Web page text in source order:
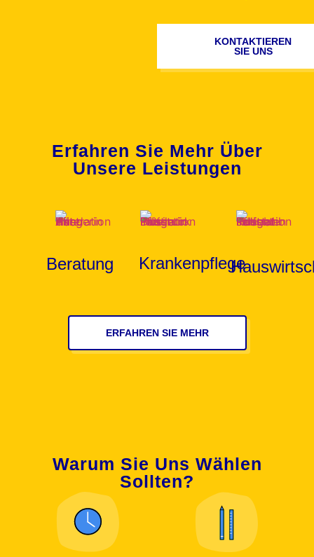
KONTAKTIEREN
SIE UNS
Erfahren Sie Mehr Über
Unsere Leistungen
Beratung Krankenpflege
ERFAHREN SIE MEHR
Warum Sie Uns Wählen
Sollten?